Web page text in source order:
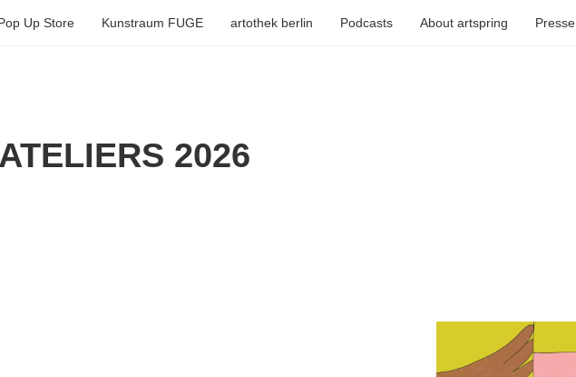
Up Store Kunstraum FUGE artothek berlin Podcasts About artspring Presse
2026